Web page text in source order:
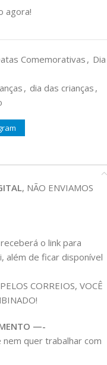
agora!
Comemorativas, Dia
, dia das crianças ,
, NÃO ENVIAMOS
o link para
além de ficar disponível
CORREIOS, VOCÊ
—-
quer trabalhar com